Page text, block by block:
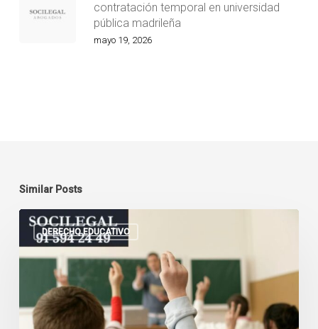
contratación temporal en universidad
pública madrileña
mayo 19, 2026
Similar Posts
DERECHO EDUCATIVO
Incapacidad
permanente
para
profesores